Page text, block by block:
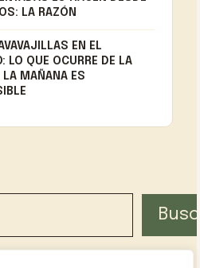
LA RAZÓN
EN EL
LO QUE OCURRE DE LA
LA MAÑANA ES